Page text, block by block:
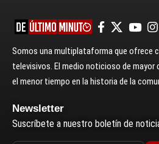
Somos una multiplataforma que ofrece
televisivos. El medio noticioso de mayor
el menor tiempo en la historia de la
Newsletter
Suscríbete a nuestro boletín de